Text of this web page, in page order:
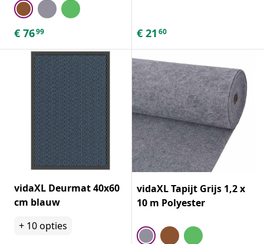
€ 7699 € 21 60
vidaXL Deurmat 40x60
cm blauw
+ 10opties
vidaXL Tapijt Grijs 1,2 x
10 m Polyester